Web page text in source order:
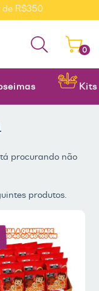
R$350
0
Kits
procurando não
produtos.